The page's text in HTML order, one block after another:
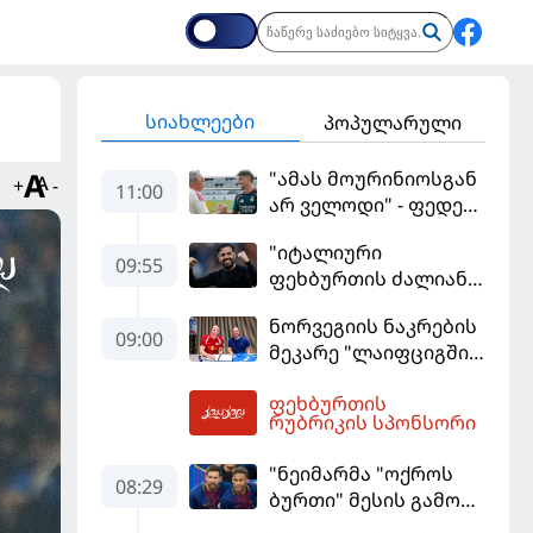
+ -
სიახლეები პოპულარული
11:00
"ამას მოურინიოსგან
არ ველოდი" - ფედე
09:55
"იტალიური
ფეხბურთის ძალიან
ფაბრეგასი
09:00
ნორვეგიის ნაკრების
მეკარე "ლაიფციგში"
ფეხბურთის
რუბრიკის სპონსორი
08:29
"ნეიმარმა "ოქროს
ბურთი" მესის გამო